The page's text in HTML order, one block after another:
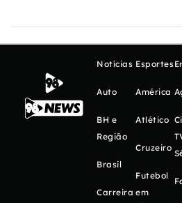
Notícias
Auto
BH e
Região
Brasil
Carreira
Esportes
América
Atlético
Cruzeiro
Futebol
em